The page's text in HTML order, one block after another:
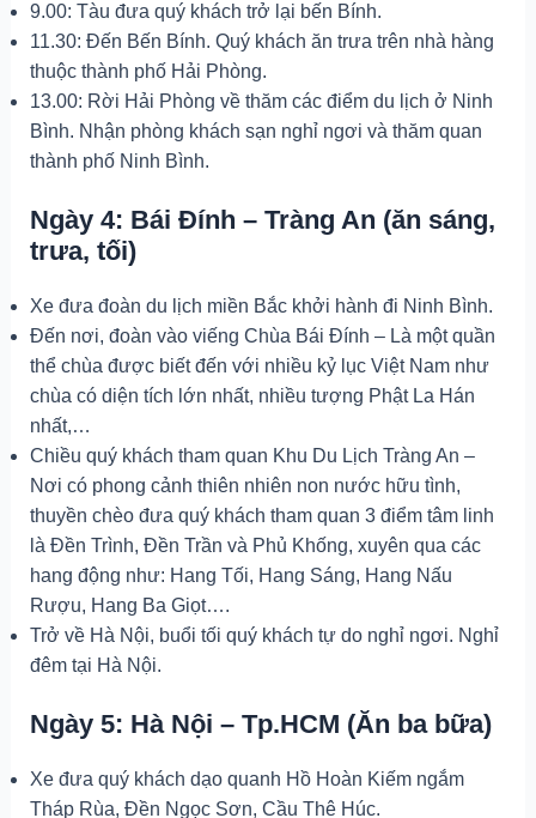
9.00: Tàu đưa quý khách trở lại bến Bính.
11.30: Đến Bến Bính. Quý khách ăn trưa trên nhà hàng
thuộc thành phố Hải Phòng.
13.00: Rời Hải Phòng về thăm các điểm du lịch ở Ninh
Bình. Nhận phòng khách sạn nghỉ ngơi và thăm quan
thành phố Ninh Bình.
Ngày 4: Bái Đính – Tràng An (ăn sáng,
trưa, tối)
Xe đưa đoàn du lịch miền Bắc khởi hành đi Ninh Bình.
Đến nơi, đoàn vào viếng Chùa Bái Đính – Là một quần
thể chùa được biết đến với nhiều kỷ lục Việt Nam như
chùa có diện tích lớn nhất, nhiều tượng Phật La Hán
nhất,…
Chiều quý khách tham quan Khu Du Lịch Tràng An –
Nơi có phong cảnh thiên nhiên non nước hữu tình,
thuyền chèo đưa quý khách tham quan 3 điểm tâm linh
là Đền Trình, Đền Trần và Phủ Khống, xuyên qua các
hang động như: Hang Tối, Hang Sáng, Hang Nấu
Rượu, Hang Ba Giọt….
Trở về Hà Nội, buổi tối quý khách tự do nghỉ ngơi. Nghỉ
đêm tại Hà Nội.
Ngày 5: Hà Nội – Tp.HCM (Ăn ba bữa)
Xe đưa quý khách dạo quanh Hồ Hoàn Kiếm ngắm
Tháp Rùa, Đền Ngọc Sơn, Cầu Thê Húc.